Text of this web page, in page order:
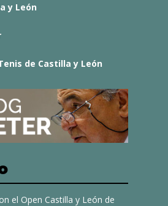
y León
de Castilla y León
el Open Castilla y León de